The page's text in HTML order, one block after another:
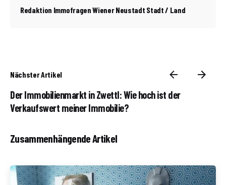
Redaktion Immofragen Wiener Neustadt Stadt / Land
Nächster Artikel
Der Immobilienmarkt in Zwettl: Wie hoch ist der
Verkaufswert meiner Immobilie?
Zusammenhängende Artikel